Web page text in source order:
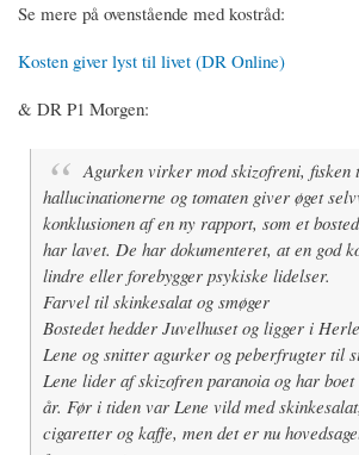
Se mere på ovenstående med kostråd:
Kosten giver lyst til livet (DR Online)
& DR P1 Morgen:
Agurken virker mod skizofreni, fisken
hallucinationerne og tomaten giver øget
konklusionen af en ny rapport, som et
har lavet. De har dokumenteret, at en god
lindre eller forebygger psykiske lidelser.
Farvel til skinkesalat og smøger
Bostedet hedder Juvelhuset og ligger i
Lene og snitter agurker og peberfrugter til
Lene lider af skizofren paranoia og har
år. Før i tiden var Lene vild med
cigaretter og kaffe, men det er nu